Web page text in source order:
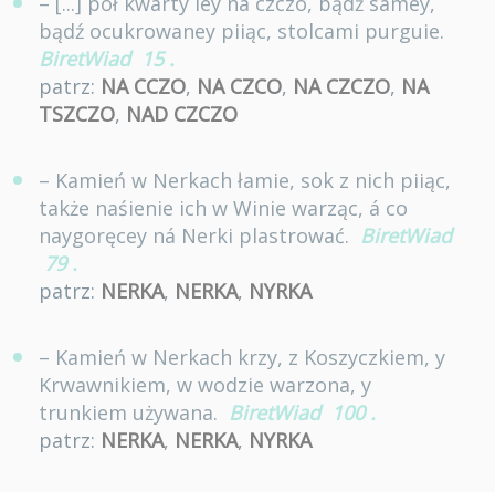
bądź ocukrowaney piiąc, stolcami purguie.
BiretWiad 15 .
patrz: NA CCZO, NA CZCO, NA CZCZO, NA
TSZCZO, NAD CZCZO
– Kamień w Nerkach łamie, sok z nich piiąc,
także naśienie ich w Winie warząc, á co
naygoręcey ná Nerki plastrować. BiretWiad
79 .
patrz: NERKA, NERKA, NYRKA
– Kamień w Nerkach krzy, z Koszyczkiem, y
Krwawnikiem, w wodzie warzona, y
trunkiem używana. BiretWiad 100 .
patrz: NERKA, NERKA, NYRKA